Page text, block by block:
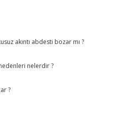
akıntı abdesti bozar mı ?
nelerdir ?
?